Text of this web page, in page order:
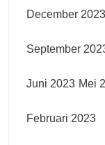
December 2023
September
Juni 2023 Mei
Februari 2023